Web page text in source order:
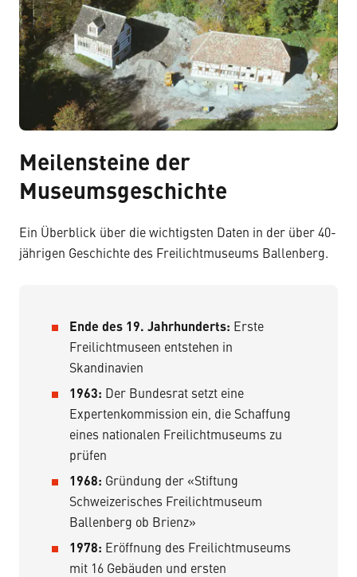
Meilensteine der
Museumsgeschichte
Ein Überblick über die wichtigsten Daten in der über 40-
jährigen Geschichte des Freilichtmuseums Ballenberg.
Ende des 19. Jahrhunderts: Erste
Freilichtmuseen entstehen in
Skandinavien
1963: Der Bundesrat setzt eine
Expertenkommission ein, die Schaffung
eines nationalen Freilichtmuseums zu
prüfen
1968: Gründung der «Stiftung
Schweizerisches Freilichtmuseum
Ballenberg ob Brienz»
1978: Eröffnung des Freilichtmuseums
mit 16 Gebäuden und ersten